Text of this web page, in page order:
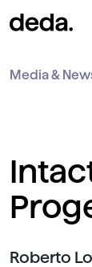
Media &
Roberto